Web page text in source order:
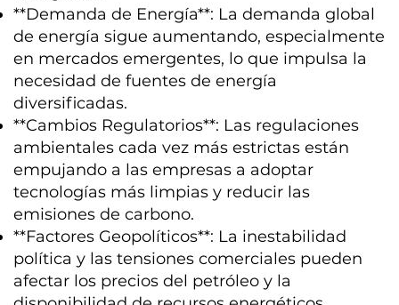
**Demanda de Energía**: La demanda global
de energía sigue aumentando, especialmente
en mercados emergentes, lo que impulsa la
necesidad de fuentes de energía
diversificadas.
**Cambios Regulatorios**: Las regulaciones
ambientales cada vez más estrictas están
empujando a las empresas a adoptar
tecnologías más limpias y reducir las
emisiones de carbono.
**Factores Geopolíticos**: La inestabilidad
política y las tensiones comerciales pueden
afectar los precios del petróleo y la